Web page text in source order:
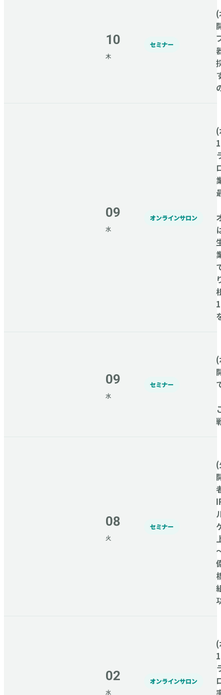
10
木
セミナー
09
水
オンラインサロン
09
水
セミナー
08
火
セミナー
02
水
オンラインサロン